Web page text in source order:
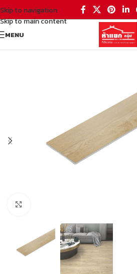
Skip to navigation
Skip to main content
MENU